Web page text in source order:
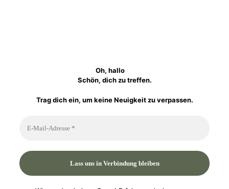
Oh, hallo
Schön, dich zu treffen.
Trag dich ein, um keine Neuigkeit zu verpassen.